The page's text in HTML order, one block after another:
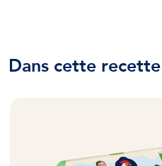
Dans cette recette